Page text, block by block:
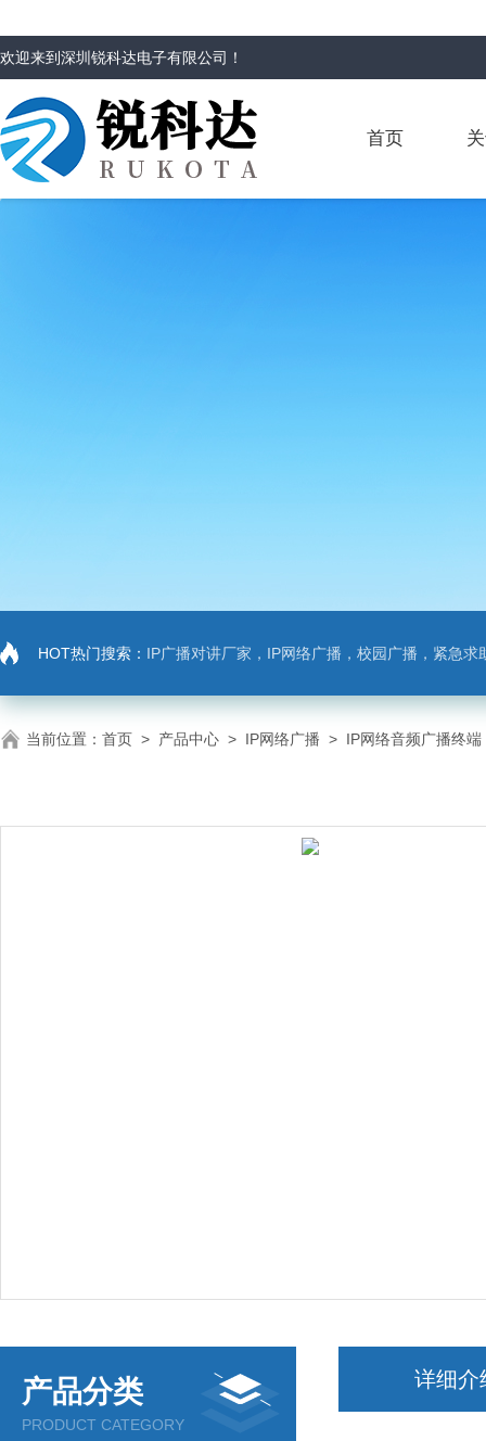
欢迎来到深圳锐科达电子有限公司 ！
首页
HOT热门搜索： IP广播对讲厂家，IP网络广播，校园广播，紧急求助，IP广播对讲系
当前位置： 首页 > 产品中心 > IP网络广播 > IP网络音频广播终端
产品分类
PRODUCT CATEGORY
详细介